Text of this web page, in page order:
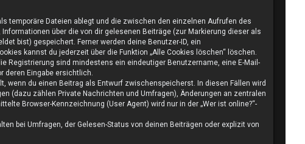
temporäre Dateien ablegt und die zwischen den einzelnen Aufrufen des
über die von dir gelesenen Beiträge (zur Markierung dieser als
bist) gespeichert. Ferner werden deine Benutzer-ID, ein
kannst du jederzeit über die Funktion „Alle Cookies löschen“ löschen.
Registrierung sind mindestens ein eindeutiger Benutzername, eine E-Mail-
deren Eingabe ersichtlich.
wenn du einen Beitrag als Entwurf zwischenspeicherst. In diesen Fällen wird
(dazu zählen Private Nachrichten und Umfragen), Änderungen an zentralen
Browser-Kennzeichnung (User Agent) wird nur in der „Wer ist online?“-
bei Umfragen, der Gelesen-Status von deinen Beiträgen oder explizit von